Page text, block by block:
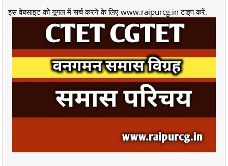
इस वेबसाइट को गूगल में सर्च करने के लिए www.raipurcg.in टाइप करें.